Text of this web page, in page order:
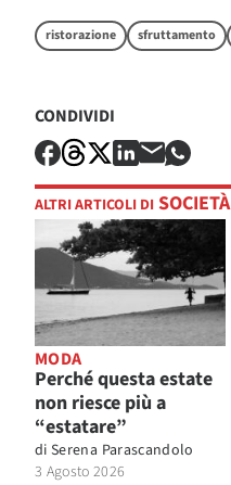
ristorazione sfruttamento
CONDIVIDI
ALTRI ARTICOLI DI SOCIETÀ
MODA
Perché questa estate
non riesce più a
“estatare”
di Serena Parascandolo
3 Agosto 2026